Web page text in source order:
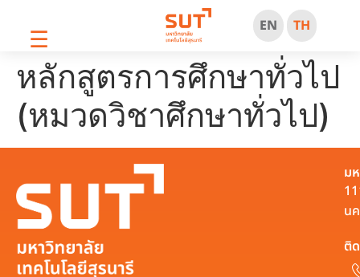
☰ EN TH
หลักสูตรการศึกษาทั่วไป
(หมวดวิชาศึกษาทั่วไป)
ม
น
ติ